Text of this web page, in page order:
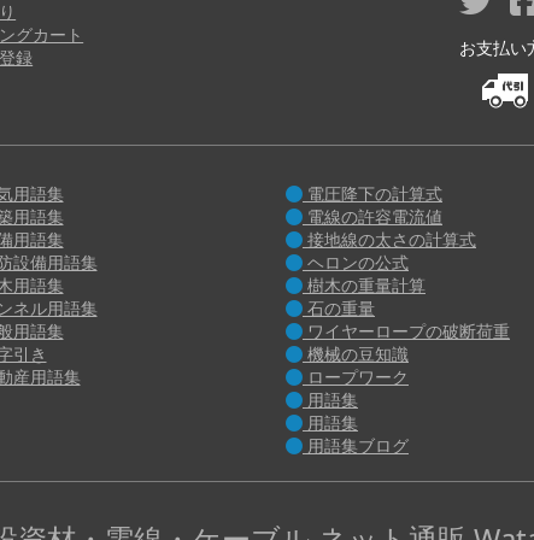
グカート
録
お支払
用語集
用語集
用語集
設備用語集
用語集
ネル用語集
用語集
引き
産用語集
電圧降下の計算式
電線の許容電流値
接地線の太さの計算式
ヘロンの公式
樹木の重量計算
石の重量
ワイヤーロープの破断荷重
機械の豆知識
ロープワーク
用語集
用語集
用語集ブログ